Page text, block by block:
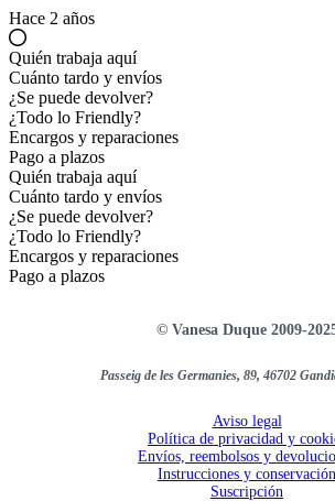
Hace 2 años
Quién trabaja aquí
Cuánto tardo y envíos
¿Se puede devolver?
¿Todo lo Friendly?
Encargos y reparaciones
Pago a plazos
Quién trabaja aquí
Cuánto tardo y envíos
¿Se puede devolver?
¿Todo lo Friendly?
Encargos y reparaciones
Pago a plazos
© Vanesa Duque 2009-
Passeig de les Germanies, 89, 46702
Aviso legal
Política de privacidad y
Envíos, reembolsos y
Instrucciones y conservación
Suscripción